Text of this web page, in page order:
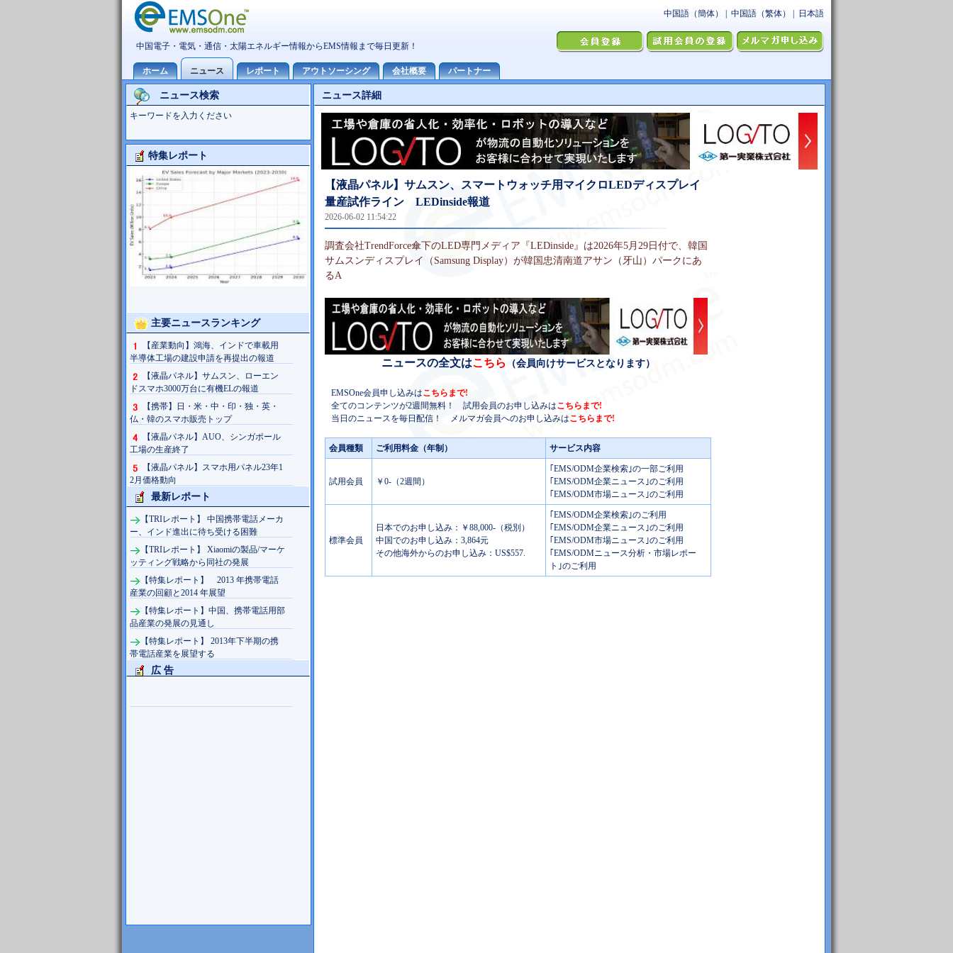
ニュース検索
キーワードを入力ください
特集レポート
Foxconn事業分析
主要ニュースランキング
【産業動向】鴻海、インドで車載用
半導体工場の建設申請を再提出の報道
【液晶パネル】サムスン、ローエン
ドスマホ3000万台に有機ELの報道
【携帯】日・米・中・印・独・英・
仏・韓のスマホ販売トップ
【液晶パネル】AUO、シンガポール
工場の生産終了
【液晶パネル】スマホ用パネル23年1
2月価格動向
最新レポート
【TRIレポート】 中国携帯電話メーカ
ー、インド進出に待ち受ける困難
【TRIレポート】 Xiaomiの製品/マーケ
ッティング戦略から同社の発展
【特集レポート】 2013 年携帯電話
産業の回顧と2014 年展望
【特集レポート】中国、携帯電話用部
品産業の発展の見通し
【特集レポート】 2013年下半期の携
帯電話産業を展望する
広 告
ニュース詳細
【液晶パネル】サムスン、スマートウォッチ用マイクロLEDディスプレイ
量産試作ライン LEDinside報道
2026-06-02 11:54:22
調査会社TrendForce傘下のLED専門メディア『LEDinside』は2026年5月29日付で、韓国
サムスンディスプレイ（Samsung Display）が韓国忠清南道アサン（牙山）パークにあ
るA
ニュースの全文はこちら （会員向けサービスとなります）
EMSOne会員申し込みはこちらまで!
全てのコンテンツが2週間無料！ 試用会員のお申し込みはこちらまで!
当日のニュースを毎日配信！ メルマガ会員へのお申し込みはこちらまで!
会員種類 ご利用料金（年制） サービス内容
試用会員 ￥0-（2週間）
｢EMS/ODM企業検索｣の一部ご利用
｢EMS/ODM企業ニュース｣のご利用
｢EMS/ODM市場ニュース｣のご利用
標準会員
日本でのお申し込み：￥88,000-（税別）
中国でのお申し込み：3,864元
その他海外からのお申し込み：US$557.
｢EMS/ODM企業検索｣のご利用
｢EMS/ODM企業ニュース｣のご利用
｢EMS/ODM市場ニュース｣のご利用
｢EMS/ODMニュース分析・市場レポー
ト｣のご利用